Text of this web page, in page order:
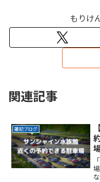
もりけ
関連記事
雑記ブログ